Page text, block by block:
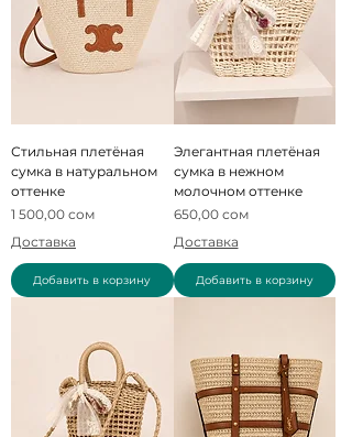
Стильная плетёная
сумка в натуральном
оттенке
Цена
1 500,00 сом
Доставка
Добавить в корзину
Элегантная плетёная
сумка в нежном
молочном оттенке
Цена
650,00 сом
Доставка
Добавить в корзину